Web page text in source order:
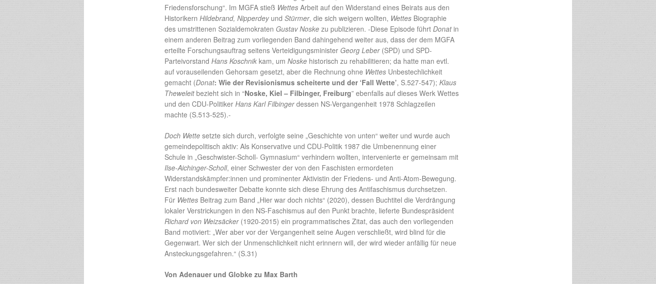
Friedensforschung“. Im MGFA stieß Wettes Arbeit auf den Widerstand eines Beirats aus den
Historikern Hildebrand, Nipperdey und Stürmer, die sich weigern wollten, Wettes Biographie
des umstrittenen Sozialdemokraten Gustav Noske zu publizieren. -Diese Episode führt Donatin
einem anderen Beitrag zum vorliegenden Band dahingehend weiter aus, dass der dem MGFA
erteilte Forschungsauftrag seitens Verteidigungsminister Georg Leber(SPD) und SPD-
Parteivorstand Hans Koschnik kam, um Noske historisch zu rehabilitieren; da hatte man evtl.
auf vorauseilenden Gehorsam gesetzt, aber die Rechnung ohne Wettes Unbestechlichkeit
gemacht (Donat: Wie der Revisionismus scheiterte und der ‘Fall Wette’, S.527-547); Klaus
Theweleitbezieht sich in “Noske, Kiel – Filbinger, Freiburg” ebenfalls auf dieses Werk Wettes
und den CDU-Politiker Hans Karl Filbingerdessen NS-Vergangenheit 1978 Schlagzeilen
machte (S.513-525).-
Doch Wette setzte sich durch, verfolgte seine „Geschichte von unten“ weiter und wurde auch
gemeindepolitisch aktiv: Als Konservative und CDU-Politik 1987 die Umbenennung einer
Schule in „Geschwister-Scholl- Gymnasium“ verhindern wollten, intervenierte er gemeinsam mit
Ilse-Aichinger-Scholl, einer Schwester der von den Faschisten ermordeten
Widerstandskämpfer:innen und prominenter Aktivistin der Friedens- und Anti-Atom-Bewegung.
Erst nach bundesweiter Debatte konnte sich diese Ehrung des Antifaschismus durchsetzen.
Für Wettes Beitrag zum Band „Hier war doch nichts“ (2020), dessen Buchtitel die Verdrängung
lokaler Verstrickungen in den NS-Faschismus auf den Punkt brachte, lieferte Bundespräsident
Richard von Weizsäcker(1920-2015) ein programmatisches Zitat, das auch den vorliegenden
Band motiviert: „Wer aber vor der Vergangenheit seine Augen verschließt, wird blind für die
Gegenwart. Wer sich der Unmenschlichkeit nicht erinnern will, der wird wieder anfällig für neue
Ansteckungsgefahren.“ (S.31)
Von Adenauer und Globke zu Max Barth